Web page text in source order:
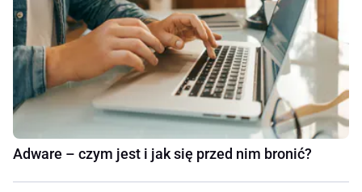
Adware – czym jest i jak się przed nim bronić?